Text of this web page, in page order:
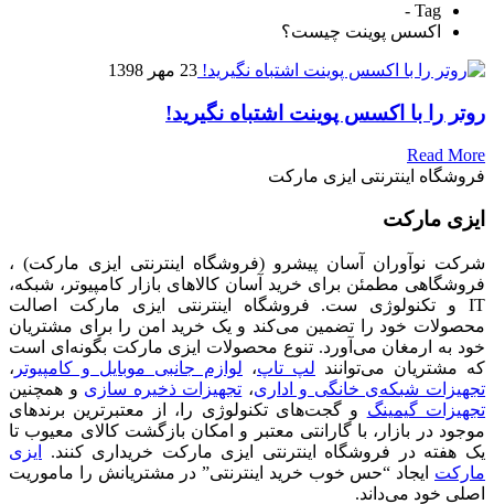
Tag -
اکسس پوینت چیست؟
23 مهر 1398
روتر را با اکسس پوینت اشتباه نگیرید!
Read More
فروشگاه اینترنتی ایزی مارکت
ایزی مارکت
شرکت نوآوران آسان پیشرو (فروشگاه اینترنتی ایزی مارکت) ،
فروشگاهی مطمئن برای خرید آسان کالاهای بازار کامپیوتر، شبکه،
IT و تکنولوژی ست. فروشگاه اینترنتی ایزی مارکت اصالت
محصولات خود را تضمین می‌کند و یک خرید امن را برای مشتریان
خود به ارمغان می‌آورد. تنوع محصولات ایزی مارکت بگونه‌ای است
که مشتریان می‌توانند لپ تاپ، لوازم جانبی موبایل و کامپیوتر ،
تجهیزات شبکه‌ی خانگی و اداری، تجهیزات ذخیره سازی و همچنین
تجهیزات گیمینگ و گجت‌های تکنولوژی را، از معتبرترین برندهای
موجود در بازار، با گارانتی معتبر و امکان بازگشت کالای معیوب تا
یک هفته در فروشگاه اینترنتی ایزی مارکت خریداری کنند.
ایزی
مارکت ایجاد “حس خوب خرید اینترنتی” در مشتریانش را ماموریت
اصلی خود می‌داند.